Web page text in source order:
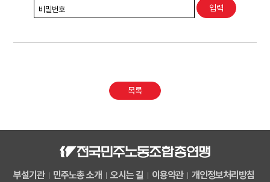
비밀번호
목록
부설기관 민주노총 소개 오시는 길 이용약관 개인정보처리방침
권리찾기수첩 검색
찾아보기